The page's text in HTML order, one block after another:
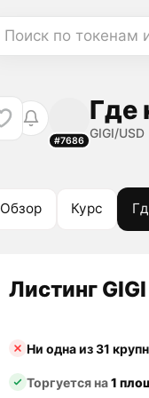
Поиск по токенам
#7686
Где
GIGI/USD
Обзор Курс
Листинг
Ни одна из 31
Торгуется на1